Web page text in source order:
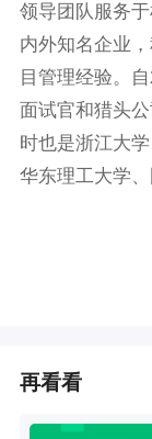
领导团队服务
内外知名企业
目管理经验。
面试官和猎头
时也是浙江大
华东理工大学
再看看